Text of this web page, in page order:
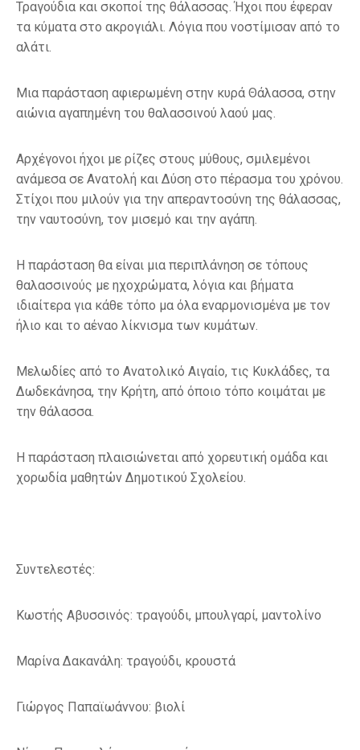
Τραγούδια και σκοποί της θάλασσας. Ήχοι που έφεραν
τα κύματα στο ακρογιάλι. Λόγια που νοστίμισαν από το
αλάτι.
Μια παράσταση αφιερωμένη στην κυρά Θάλασσα, στην
αιώνια αγαπημένη του θαλασσινού λαού μας.
Αρχέγονοι ήχοι με ρίζες στους μύθους, σμιλεμένοι
ανάμεσα σε Ανατολή και Δύση στο πέρασμα του χρόνου.
Στίχοι που μιλούν για την απεραντοσύνη της θάλασσας,
την ναυτοσύνη, τον μισεμό και την αγάπη.
Η παράσταση θα είναι μια περιπλάνηση σε τόπους
θαλασσινούς με ηχοχρώματα, λόγια και βήματα
ιδιαίτερα για κάθε τόπο μα όλα εναρμονισμένα με τον
ήλιο και το αέναο λίκνισμα των κυμάτων.
Μελωδίες από το Ανατολικό Αιγαίο, τις Κυκλάδες, τα
Δωδεκάνησα, την Κρήτη, από όποιο τόπο κοιμάται με
την θάλασσα.
Η παράσταση πλαισιώνεται από χορευτική ομάδα και
χορωδία μαθητών Δημοτικού Σχολείου.
Συντελεστές:
Κωστής Αβυσσινός: τραγούδι, μπουλγαρί, μαντολίνο
Μαρίνα Δακανάλη: τραγούδι, κρουστά
Γιώργος Παπαϊωάννου: βιολί